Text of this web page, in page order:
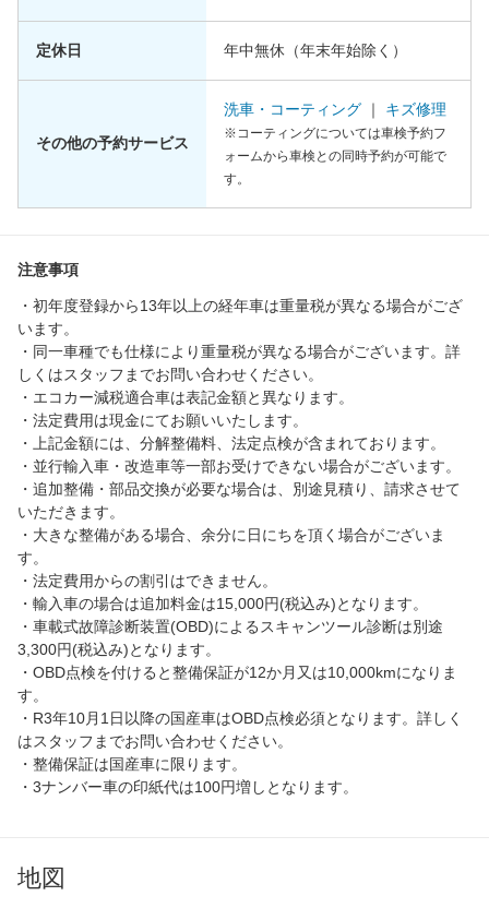
定休日 年中無休（年末年始除く）
その他の予約サービス
洗車・コーティング ｜ キズ修理
※コーティングについては車検予約フ
ォームから車検との同時予約が可能で
す。
注意事項
・初年度登録から13年以上の経年車は重量税が異なる場合がござ
います。
・同一車種でも仕様により重量税が異なる場合がございます。詳
しくはスタッフまでお問い合わせください。
・エコカー減税適合車は表記金額と異なります。
・法定費用は現金にてお願いいたします。
・上記金額には、分解整備料、法定点検が含まれております。
・並行輸入車・改造車等一部お受けできない場合がございます。
・追加整備・部品交換が必要な場合は、別途見積り、請求させて
いただきます。
・大きな整備がある場合、余分に日にちを頂く場合がございま
す。
・法定費用からの割引はできません。
・輸入車の場合は追加料金は15,000円(税込み)となります。
・車載式故障診断装置(OBD)によるスキャンツール診断は別途
3,300円(税込み)となります。
・OBD点検を付けると整備保証が12か月又は10,000kmになりま
す。
・R3年10月1日以降の国産車はOBD点検必須となります。詳しく
はスタッフまでお問い合わせください。
・整備保証は国産車に限ります。
・3ナンバー車の印紙代は100円増しとなります。
地図